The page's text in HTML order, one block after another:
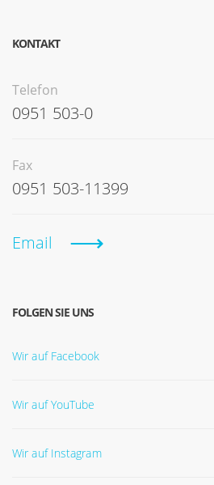
KONTAKT
Telefon
0951 503-0
Fax
0951 503-11399
Email
FOLGEN SIE UNS
Wir auf Facebook
Wir auf YouTube
Wir auf Instagram